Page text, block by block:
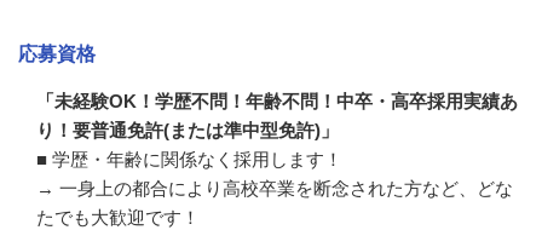
応募資格
「未経験OK！学歴不問！年齢不問！中卒・高卒採用実績あ
り！要普通免許(または準中型免許)」
■ 学歴・年齢に関係なく採用します！
→ 一身上の都合により高校卒業を断念された方など、どな
たでも大歓迎です！